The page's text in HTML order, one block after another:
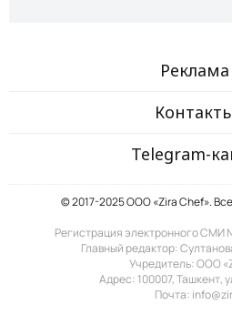
Реклама
Telegram-
© 2017-2025 ООО «Zira Chef».
Регистрация электронного СМИ
Главный редактор:
Учредитель: ООО
Адрес: 100007, Ташкент,
Почта: